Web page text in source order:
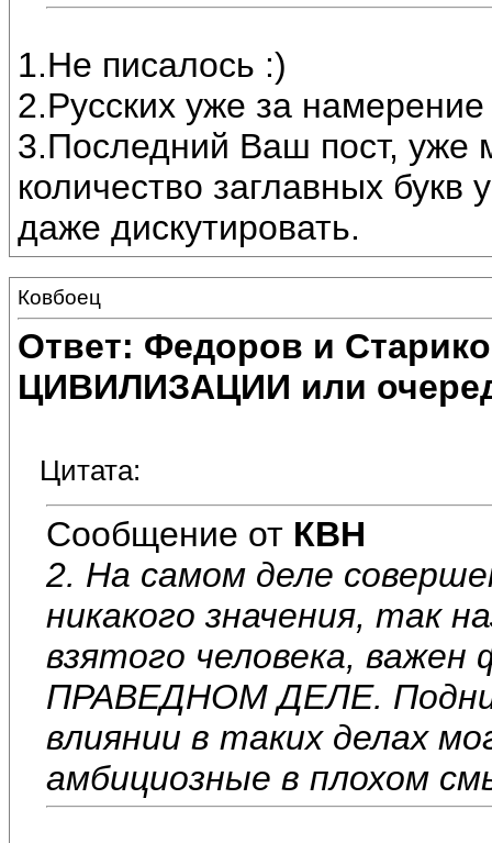
1.Не писалось :)
2.Русских уже за
3.Последний Ваш пост, уже
количество заглавных
даже дискутировать.
Ковбоец
Ответ: Федоров и
ЦИВИЛИЗАЦИИ или
Цитата:
Сообщение от КВН
2. На самом деле
никакого значения, так
взятого человека,
ПРАВЕДНОМ ДЕЛЕ.
влиянии в таких делах
амбициозные в плохом